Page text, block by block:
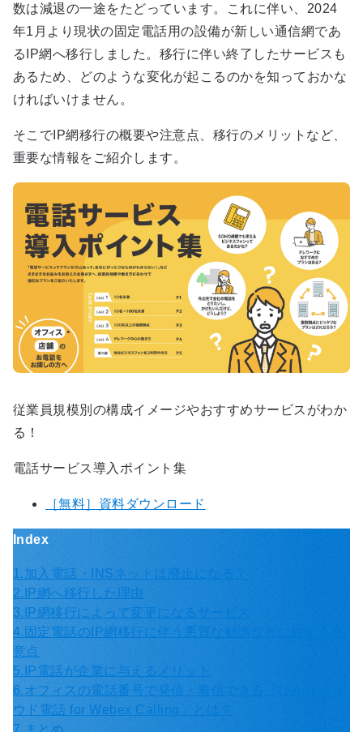
数は減退の一途をたどっています。これに伴い、2024
年1月より現状の固定電話用の設備が新しい通信網であ
るIP網へ移行しました。移行に伴い終了したサービスも
あるため、どのような変化が起こるのかを知っておかな
ければいけません。
そこでIP網移行の概要や注意点、移行のメリットなど、
重要な情報をご紹介します。
従業員規模別の構成イメージやおすすめサービスがわか
る！
電話サービス導入ポイント集
［無料］資料ダウンロード
Index
1.加入電話・INSネットは廃止になる？
2.IP網へ移行した理由
3.IP網移行によって変更になるサービス
4.固定電話のIP網移行に伴う悪質な勧誘などに対する注
意点
5.IP電話が企業に与えるメリット
6.オフィスの電話番号で発信・着信できる「ひかりクラ
ウド電話 for Webex Calling」とは？
7.まとめ